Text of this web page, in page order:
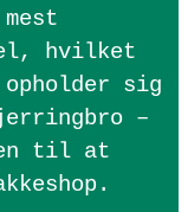
hvilket
opholder sig
–
til at